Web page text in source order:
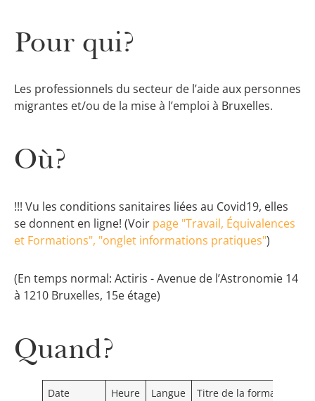
Pour qui?
Les professionnels du secteur de l’aide aux personnes
migrantes et/ou de la mise à l’emploi à Bruxelles.
Où?
!!! Vu les conditions sanitaires liées au Covid19, elles
se donnent en ligne! (Voir page "Travail, Équivalences
et Formations", "onglet informations pratiques")
(En temps normal: Actiris - Avenue de l’Astronomie 14
à 1210 Bruxelles, 15e étage)
Quand?
Date Heure Langue Titre de la formation